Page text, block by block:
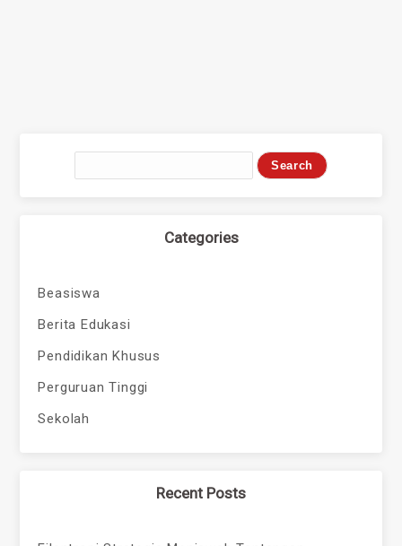
Categories
Beasiswa
Berita Edukasi
Pendidikan Khusus
Perguruan Tinggi
Sekolah
Recent Posts